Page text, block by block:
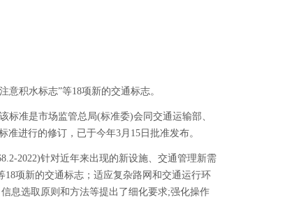
意积水标志”等18项新的交通标志。
标准是市场监管总局(标准委)会同交通运输部、
进行的修订，已于今年3月15日批准发布。
2022)针对近年来出现的新设施、交通管理新需
18项新的交通标志 ； 适应复杂路网和交通运行环
息选取原则和方法等提出了细化要求;强化操作